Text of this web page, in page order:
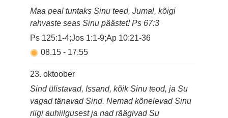
Maa peal tuntaks Sinu teed, Jumal, kõigi
rahvaste seas Sinu päästet! Ps 67:3
Ps 125:1-4;Jos 1:1-9;Ap 10:21-36
08.15- 17.55
23. oktoober
Sind ülistavad, Issand, kõik Sinu teod, ja Su
vagad tänavad Sind. Nemad kõnelevad Sinu
riigi auhiilgusest ja nad räägivad Su